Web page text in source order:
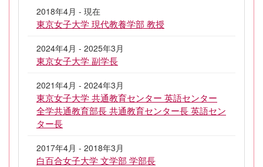
2018年4月 - 現在
東京女子大学 現代教養学部 教授
2024年4月 - 2025年3月
東京女子大学 副学長
2021年4月 - 2024年3月
東京女子大学 共通教育センター 英語センター
全学共通教育部長 共通教育センター長 英語セン
ター長
2017年4月 - 2018年3月
白百合女子大学 文学部 学部長